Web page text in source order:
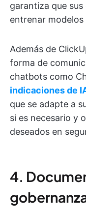
garantiza que
entrenar modelos
Además de
forma de
chatbots como
indicaciones de
que se adapte a
si es necesario y
deseados en
4.